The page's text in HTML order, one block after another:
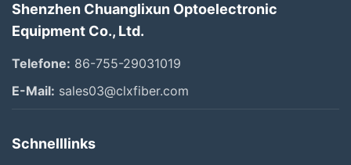
Shenzhen Chuanglixun Optoelectronic
Equipment Co., Ltd.
Telefone: 86-755-29031019
E-Mail: sales03@clxfiber.com
Schnelllinks